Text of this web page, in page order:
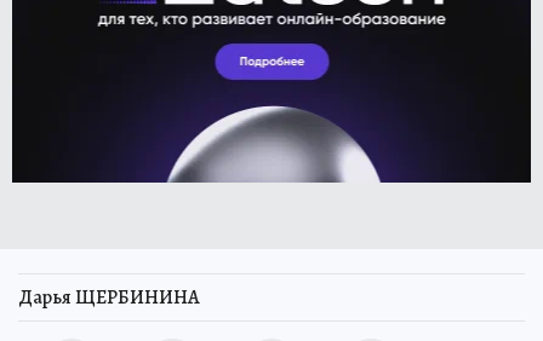
Дарья ЩЕРБИНИНА